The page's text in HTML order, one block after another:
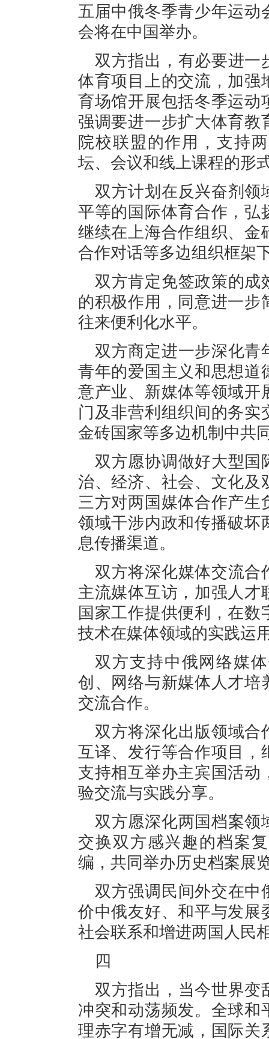
五届中俄冬季青少年运动
会将在中国举办。
双方指出，有必要进一
体育项目上的交流，加强
育场馆开展包括冬季运动
强调要进一步扩大体育教
院校联盟的作用，支持
坛、会议和线上课程的形
双方计划在反兴奋剂领
平等的国际体育合作，弘
继续在上海合作组织、金
合作对话等多边组织框架
双方肯定免签政策的成
的积极作用，同意进一步
往来便利化水平。
双方商定进一步深化青
青年的爱国主义和思想道
意产业、新媒体等领域开
门及非营利组织间的务
金砖国家等多边机制中共
双方愿协调做好大型国
治、经济、社会、文化及
三方对两国媒体合作产生
领域干涉内政和传播破坏
息传播渠道。
双方将深化媒体交流合
主流媒体互访，加强人才
国家工作提供便利，在
技术在媒体领域的实践运
双方支持中俄网络媒
创、网络与新媒体人才培
交流合作。
双方将深化出版领域合
互译、发行等合作项目，
支持相互举办主宾国活动
验交流与实践分享。
双方愿深化两国档案领
交换双方感兴趣的档案
编，共同举办历史档案展
双方强调民间外交在中
价中俄友好、和平与发展
社会联系和增进两国人民
四
双方指出，当今世界变
冲突和动荡频发。全球和
理赤字有增无减，国际关